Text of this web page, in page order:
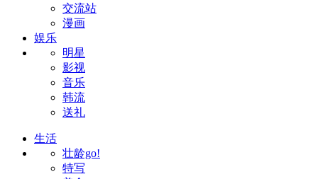
交流站
漫画
娱乐
明星
影视
音乐
韩流
送礼
生活
壮龄go!
特写